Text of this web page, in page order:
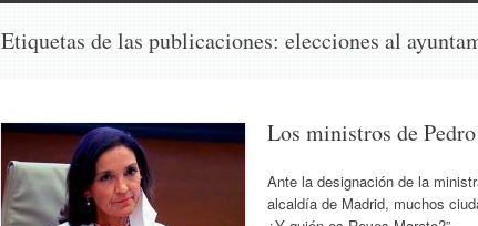
Etiquetas de las publicaciones: elecciones al
Los ministros de
Ante la designación de la
alcaldía de Madrid, muchos